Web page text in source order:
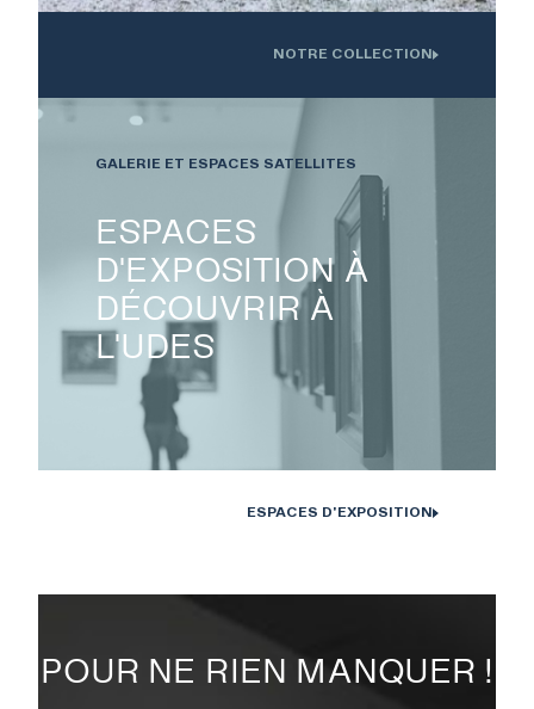
Oeuvre installée devant l'Institution interdisciplinaire d'innovation
NOTRE COLLECTION
ESPACES
D'EXPOSITION À
DÉCOUVRIR À
L'UDES
GALERIE ET ESPACES SATELLITES
ESPACES D'EXPOSITION
POUR NE RIEN MANQUER !